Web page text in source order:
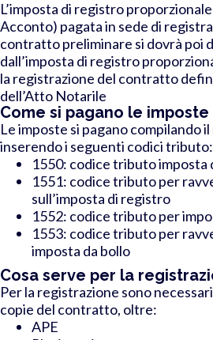
L’imposta di registro
Acconto) pagata in sede di
contratto preliminare si dovrà poi
dall’imposta di registro
la registrazione del contratto
dell’Atto Notarile
Come si pagano le imposte
Le imposte si pagano compilando
inserendo i seguenti codici tributo:
1550: codice tributo imposta
1551: codice tributo per
sull’imposta di registro
1552: codice tributo per
1553: codice tributo per
imposta da bollo
Cosa serve per la
Per la registrazione sono
copie del contratto, oltre:
APE